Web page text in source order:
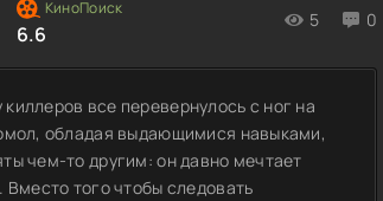
6.6
5 0
все перевернулось с ног на
обладая выдающимися навыками,
чем-то другим: он давно мечтает
того чтобы следовать